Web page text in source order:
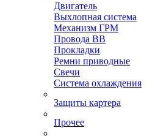
Двигатель
Выхлопная система
Механизм ГРМ
Провода ВВ
Прокладки
Ремни приводные
Свечи
Система охлаждения
Защиты картера
Прочее